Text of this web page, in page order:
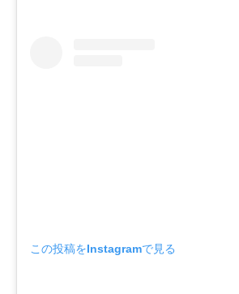
この投稿をInstagramで見る